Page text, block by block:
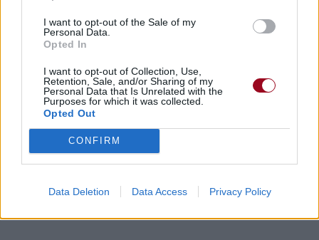
I want to opt-out of the Sale of my
Personal Data.
Opted In
I want to opt-out of Collection, Use,
Retention, Sale, and/or Sharing of my
Personal Data that Is Unrelated with the
Purposes for which it was collected.
Opted Out
CONFIRM
Data Deletion Data Access Privacy Policy